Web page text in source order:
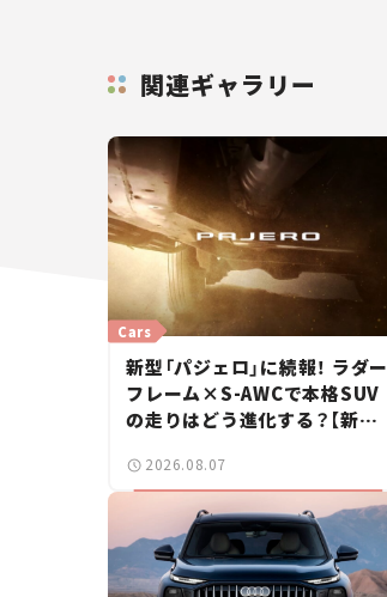
関連ギャラリー
Cars
新型「パジェロ」に続報！ ラダー
フレーム×S-AWCで本格SUV
の走りはどう進化する？【新車
2026.08.07